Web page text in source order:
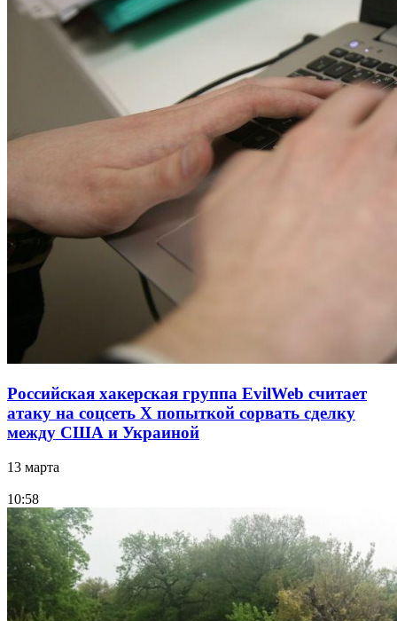
Российская хакерская группа EvilWeb считает
атаку на соцсеть Х попыткой сорвать сделку
между США и Украиной
13 марта
10:58